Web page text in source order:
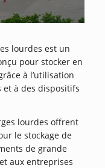
1 2 3 4 5 6
lourdes est un
pour stocker en
à l’utilisation
et à des dispositifs
lourdes offrent
le stockage de
de grande
aux entreprises